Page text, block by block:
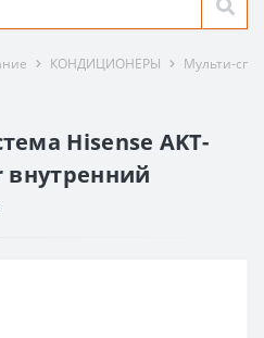
КОНДИЦИОНЕРЫ Мульти-
Hisense AKT-
внутренний